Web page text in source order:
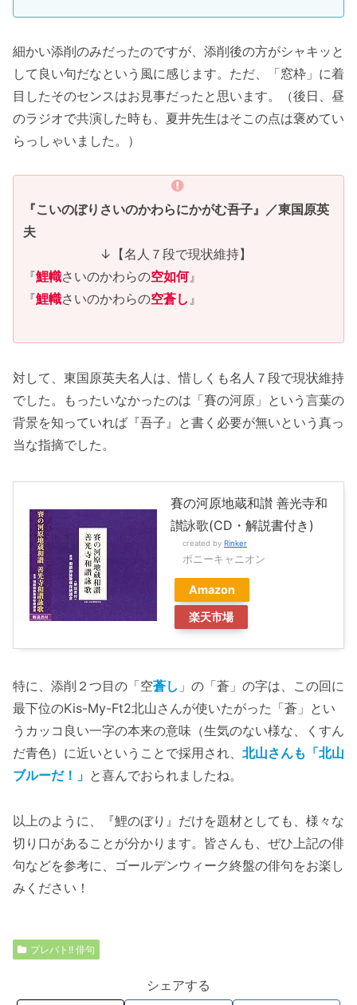
細かい添削のみだったのですが、添削後の方がシャキッと
して良い句だなという風に感じます。ただ、「窓枠」に着
目したそのセンスはお見事だったと思います。（後日、昼
のラジオで共演した時も、夏井先生はそこの点は褒めてい
らっしゃいました。）
『こいのぼりさいのかわらにかがむ吾子』／東国原英
夫
↓【名人７段で現状維持】
『鯉幟さいのかわらの空如何』
『鯉幟さいのかわらの空蒼し 』
対して、東国原英夫名人は、惜しくも名人７段で現状維持
でした。もったいなかったのは「賽の河原」という言葉の
背景を知っていれば『吾子』と書く必要が無いという真っ
当な指摘でした。
賽の河原地蔵和讃 善光寺和
讃詠歌(CD・解説書付き)
created by Rinker
ポニーキャニオン
Amazon
楽天市場
特に、添削２つ目の「空蒼し 」の「蒼」の字は、この回に
最下位のKis-My-Ft2北山さんが使いたがった「蒼」とい
うカッコ良い一字の本来の意味（生気のない様な、くすん
だ青色）に近いということで採用され、 北山さんも「北山
ブルーだ！」 と喜んでおられましたね。
以上のように、『鯉のぼり』だけを題材としても、様々な
切り口があることが分かります。皆さんも、ぜひ上記の俳
句などを参考に、ゴールデンウィーク終盤の俳句をお楽し
みください！
プレバト!! 俳句
シェアする